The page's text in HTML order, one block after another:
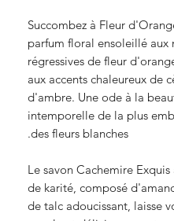
Succombez à Fleur
parfum floral ensoleillé aux
régressives de fleur
aux accents chaleureux de
d'ambre. Une ode à la
intemporelle de la plus
des fleurs blanches.
Le savon Cachemire
de karité, composé
de talc adoucissant, laisse